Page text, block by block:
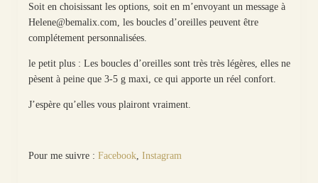
Soit en choisissant les options, soit en m’envoyant un message à
Helene@bemalix.com, les boucles d’oreilles peuvent être
complétement personnalisées.
le petit plus : Les boucles d’oreilles sont très très légères, elles ne
pèsent à peine que 3-5 g maxi, ce qui apporte un réel confort.
J’espère qu’elles vous plairont vraiment.
Pour me suivre : Facebook, Instagram